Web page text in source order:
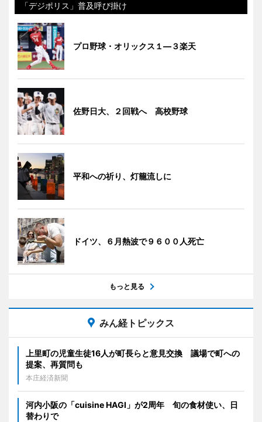
「デジポリス」普及呼び掛け
プロ野球・オリックス１―３楽天
佐野日大、２回戦へ 高校野球
平和への祈り、灯籠流しに
ドイツ、６月熱波で９６００人死亡
もっと見る
みん経トピックス
上里町の児童生徒16人が町長らと意見交換 議場で町への
提案、再質問も
本庄経済新聞
河内小阪の「cuisine HAGI」が2周年 旬の食材使い、日
替わりで